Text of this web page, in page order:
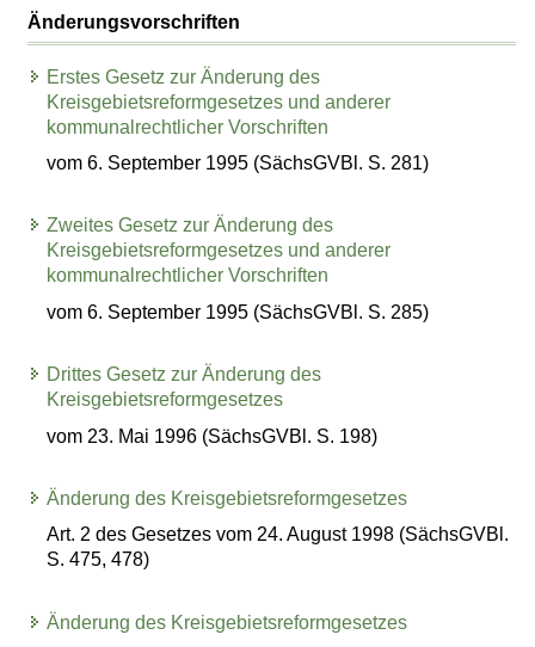
Änderungsvorschriften
Erstes Gesetz zur Änderung des
Kreisgebietsreformgesetzes und anderer
kommunalrechtlicher Vorschriften
vom 6. September 1995 (SächsGVBl. S. 281)
Zweites Gesetz zur Änderung des
Kreisgebietsreformgesetzes und anderer
kommunalrechtlicher Vorschriften
vom 6. September 1995 (SächsGVBl. S. 285)
Drittes Gesetz zur Änderung des
Kreisgebietsreformgesetzes
vom 23. Mai 1996 (SächsGVBl. S. 198)
Änderung des Kreisgebietsreformgesetzes
Art. 2 des Gesetzes vom 24. August 1998 (SächsGVBl.
S. 475, 478)
Änderung des Kreisgebietsreformgesetzes